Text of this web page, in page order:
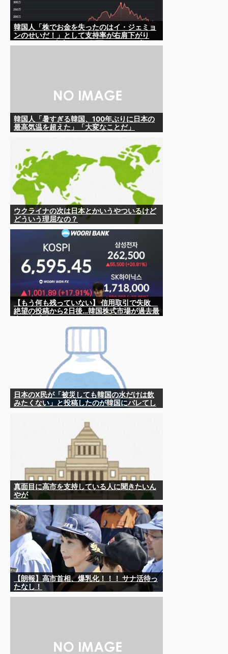
韓国人「株でお金を失ったのはイ・ジェミョ
ンのせいだ！」として支持率が右肩下がり
韓国人「暑すぎる韓国、100年ぶりに日本の
最高気温を超えた」「大変なことだ」
ウクライナの次は日本とかいうやついるけど
どういう理屈なの？
【もう何も残っていない】 信用取引で失敗
絶望の投稿から2日後…韓国株式市場が過去最
日本のX民が「被災しても韓国の水だけは飲
みたくない」と投稿したのが韓国にバレてし
真面目に高市を支持している人に聞きたいん
やが
【朗報】高市首相、爆乳化！！！ サナ活待っ
たなし！